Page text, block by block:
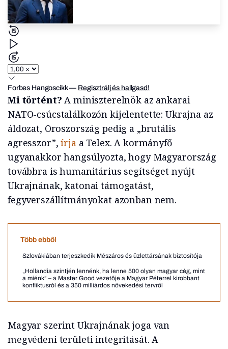
Forbes Hangoscikk— Regisztrálj és hallgasd!
Mi történt?A miniszterelnök az ankarai
NATO-csúcstalálkozón kijelentette: Ukrajna az
áldozat, Oroszország pedig a „brutális
agresszor”,írja a Telex. A kormányfő
ugyanakkor hangsúlyozta, hogy Magyarország
továbbra is humanitárius segítséget nyújt
Ukrajnának, katonai támogatást,
fegyverszállítmányokat azonban nem.
Több ebből
Szlovákiában terjeszkedik Mészáros és üzlettársának biztosítója
„Hollandia szintjén lennénk, ha lenne 500 olyan magyar cég, mint
a miénk” – a Master Good vezetője a Magyar Péterrel kirobbant
konfliktusról és a 350 milliárdos növekedési tervről
Magyar szerint Ukrajnának joga van
megvédeni területi integritását. A